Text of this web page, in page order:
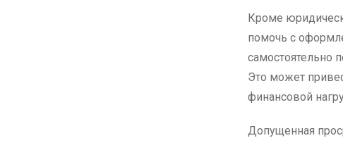
Кроме
помочь с
самостоятельно
Это может
финансовой
Допущенная